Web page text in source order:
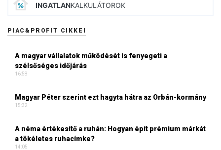
INGATLANKALKULÁTOROK
PIAC&PROFIT CIKKEI
A magyar vállalatok működését is fenyegeti a
szélsőséges időjárás
16:58
Magyar Péter szerint ezt hagyta hátra az Orbán-kormány
15:32
A néma értékesítő a ruhán: Hogyan épít prémium márkát
a tökéletes ruhacímke?
14:05